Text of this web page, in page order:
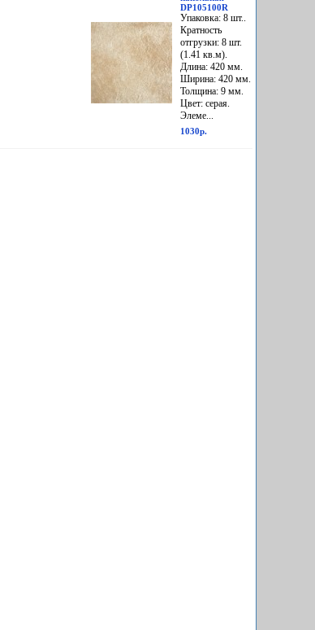
DP105100R
Упаковка: 8 шт..
Кратность
отгрузки: 8 шт.
(1.41 кв.м).
Длина: 420 мм.
Ширина: 420 мм.
Толщина: 9 мм.
Цвет: серая.
Элеме...
1030р.